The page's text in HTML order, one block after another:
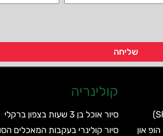
שליחה
און
קולינריה
סיור אוכל בן 3 שעות בצפון ברקלי
סיור קולינרי בעקבות המאכלים